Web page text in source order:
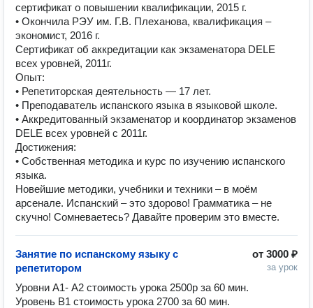
сертификат о повышении квалификации, 2015 г.
• Окончила РЭУ им. Г.В. Плеханова, квалификация –
экономист, 2016 г.
Сертификат об аккредитации как экзаменатора DELE
всех уровней, 2011г.
Опыт:
• Репетиторская деятельность — 17 лет.
• Преподаватель испанского языка в языковой школе.
• Аккредитованный экзаменатор и координатор экзаменов
DELE всех уровней с 2011г.
Достижения:
• Собственная методика и курс по изучению испанского
языка.
Новейшие методики, учебники и техники – в моём
арсенале. Испанский – это здорово! Грамматика – не
скучно! Сомневаетесь? Давайте проверим это вместе.
от 3000 ₽
за урок
Занятие по испанскому языку с
репетитором
Уровни А1- А2 стоимость урока 2500р за 60 мин.
Уровень В1 стоимость урока 2700 за 60 мин.